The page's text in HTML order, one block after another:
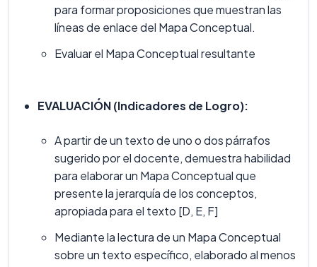
para formar proposiciones que muestran las
líneas de enlace del Mapa Conceptual.
Evaluar el Mapa Conceptual resultante
EVALUACIÓN (Indicadores de Logro):
A partir de un texto de uno o dos párrafos
sugerido por el docente, demuestra habilidad
para elaborar un Mapa Conceptual que
presente la jerarquía de los conceptos,
apropiada para el texto [D, E, F]
Mediante la lectura de un Mapa Conceptual
sobre un texto específico, elaborado al menos